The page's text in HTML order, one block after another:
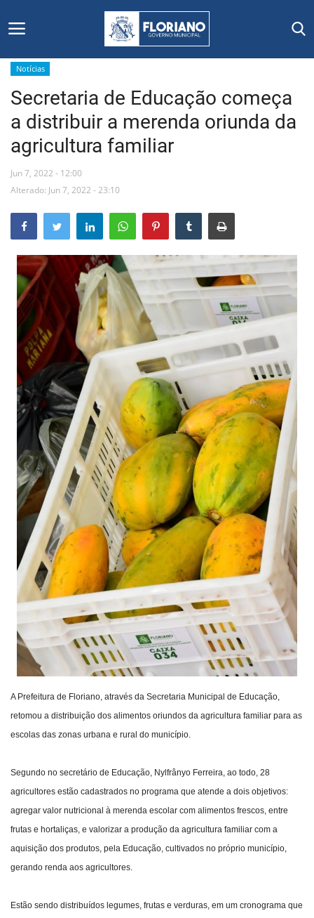
Início
Editais
Floriano
Mural de Licitações
Notícias
Vídeos
Webmail
Contato
Notícias
Secretaria de Educação começa
a distribuir a merenda oriunda da
agricultura familiar
Jun 7, 2022 - 12:00
Alterado: Jun 7, 2022 - 23:10
A Prefeitura de Floriano, através da Secretaria Municipal de Educação,
retomou a distribuição dos alimentos oriundos da agricultura familiar para as
escolas das zonas urbana e rural do município.
Segundo no secretário de Educação, Nylfrânyo Ferreira, ao todo, 28
agricultores estão cadastrados no programa que atende a dois objetivos:
agregar valor nutricional à merenda escolar com alimentos frescos, entre
frutas e hortaliças, e valorizar a produção da agricultura familiar com a
aquisição dos produtos, pela Educação, cultivados no próprio município,
gerando renda aos agricultores.
Estão sendo distribuídos legumes, frutas e verduras, em um cronograma que